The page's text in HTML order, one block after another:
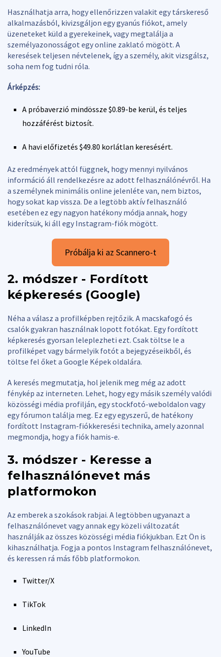
Használhatja arra, hogy ellenőrizzen valakit egy társkereső
alkalmazásból, kivizsgáljon egy gyanús fiókot, amely
üzeneteket küld a gyerekeinek, vagy megtalálja a
személyazonosságot egy online zaklató mögött. A
keresések teljesen névtelenek, így a személy, akit vizsgálsz,
soha nem fog tudni róla.
Árképzés:
A próbaverzió mindössze $0.89-be kerül, és teljes
hozzáférést biztosít.
A havi előfizetés $49.80 korlátlan keresésért.
Az eredmények attól függnek, hogy mennyi nyilvános
információ áll rendelkezésre az adott felhasználónévről. Ha
a személynek minimális online jelenléte van, nem biztos,
hogy sokat kap vissza. De a legtöbb aktív felhasználó
esetében ez egy nagyon hatékony módja annak, hogy
kiderítsük, ki áll egy Instagram-fiók mögött.
Próbálja ki az Scannero-t
2. módszer - Fordított
képkeresés (Google)
Néha a válasz a profilképben rejtőzik. A macskafogó és
csalók gyakran használnak lopott fotókat. Egy fordított
képkeresés gyorsan leleplezheti ezt. Csak töltse le a
profilképet vagy bármelyik fotót a bejegyzéseikből, és
töltse fel őket a Google Képek oldalára.
A keresés megmutatja, hol jelenik meg még az adott
fénykép az interneten. Lehet, hogy egy másik személy valódi
közösségi média profilján, egy stockfotó-weboldalon vagy
egy fórumon találja meg. Ez egy egyszerű, de hatékony
fordított Instagram-fiókkeresési technika, amely azonnal
megmondja, hogy a fiók hamis-e.
3. módszer - Keresse a
felhasználónevet más
platformokon
Az emberek a szokások rabjai. A legtöbben ugyanazt a
felhasználónevet vagy annak egy közeli változatát
használják az összes közösségi média fiókjukban. Ezt Ön is
kihasználhatja. Fogja a pontos Instagram felhasználónevet,
és keressen rá más főbb platformokon.
Twitter/X
TikTok
LinkedIn
YouTube